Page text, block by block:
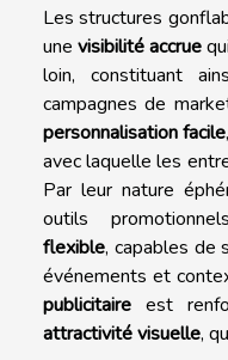
Les structures
une visibilité accrue
loin, constituant
campagnes de
personnalisation facile
avec laquelle les
Par leur nature
outils
flexible, capables de
événements et
publicitaire est
attractivité visuelle,